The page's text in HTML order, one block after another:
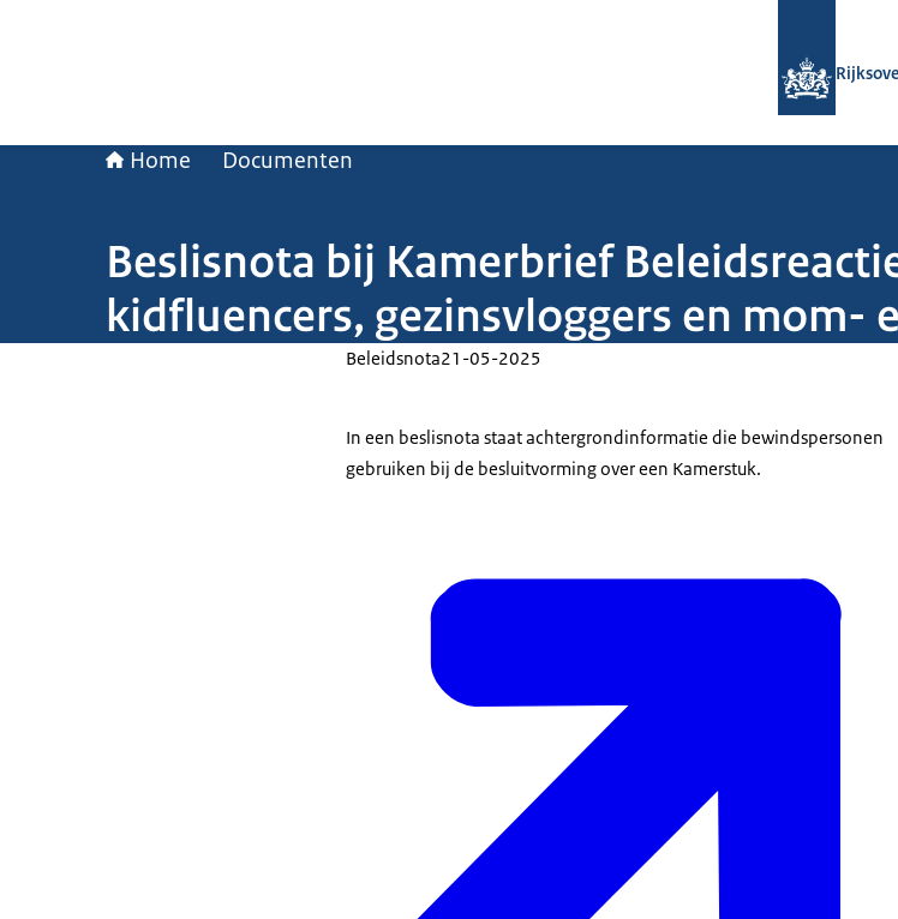
Home Documenten
Beslisnota bij Kamerbrief
kidfluencers, gezinsvloggers en mom-
Beleidsnota21-05-2025
In een beslisnota staat achtergrondinformatie die bewindspersonen
gebruiken bij de besluitvorming over een Kamerstuk.